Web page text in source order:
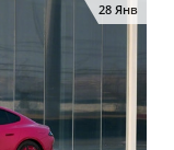
28 Янв